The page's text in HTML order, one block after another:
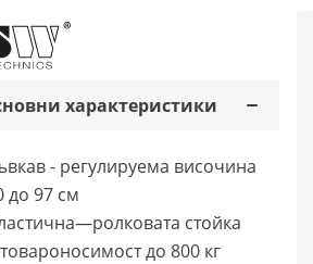
характеристики
- регулируема височина
до 97 см
стойка
до 800 кг